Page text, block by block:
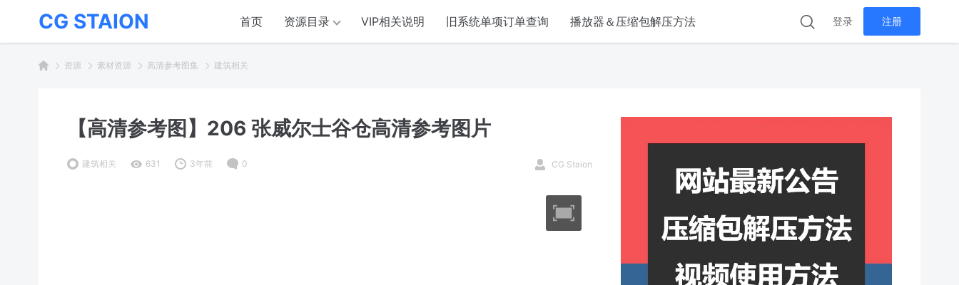
CG STAION 首页 资源目录 VIP相关说明 旧系统单项订单查询 播放器＆压缩包解压方法 登录 注册
资源 素材资源 高清参考图集 建筑相关
【高清参考图】206 张威尔士谷仓高清参考图片
建筑相关 631 3年前 0 CG Staion